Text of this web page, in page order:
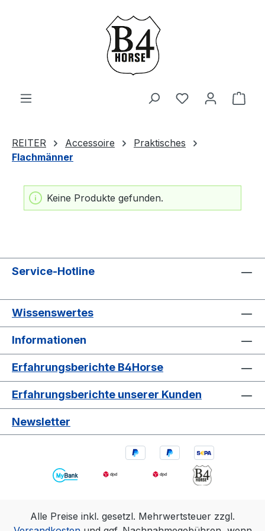
Zum Hauptinhalt springen
Du hast 0
REITER Accessoire
Praktisches
Flachmänner
Keine Produkte gefunden.
Service-Hotline
Wissenswertes
Informationen
Erfahrungsberichte B4Horse
Erfahrungsberichte unserer Kunden
Newsletter
Alle Preise inkl. gesetzl. Mehrwertsteuer zzgl.